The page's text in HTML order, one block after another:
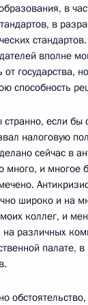
в
в
вполне
государства,
способность
если бы
налоговую
сейчас в
много, и многое
широко и на
коллег, и
различных
палате,